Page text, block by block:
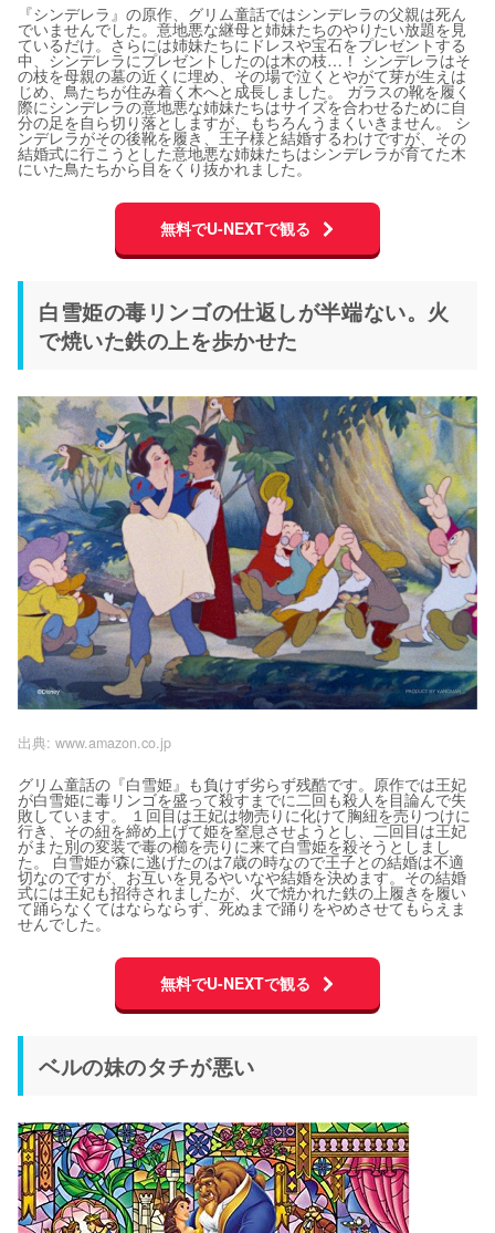
『シンデレラ』の原作、グリム童話ではシンデレラの父親は死ん
でいませんでした。意地悪な継母と姉妹たちのやりたい放題を見
ているだけ。さらには姉妹たちにドレスや宝石をプレゼントする
中、シンデレラにプレゼントしたのは木の枝…！ シンデレラはそ
の枝を母親の墓の近くに埋め、その場で泣くとやがて芽が生えは
じめ、鳥たちが住み着く木へと成長しました。 ガラスの靴を履く
際にシンデレラの意地悪な姉妹たちはサイズを合わせるために自
分の足を自ら切り落としますが、もちろんうまくいきません。 シ
ンデレラがその後靴を履き、王子様と結婚するわけですが、その
結婚式に行こうとした意地悪な姉妹たちはシンデレラが育てた木
にいた鳥たちから目をくり抜かれました。
無料でU-NEXTで観る
白雪姫の毒リンゴの仕返しが半端ない。火
で焼いた鉄の上を歩かせた
出典: www.amazon.co.jp
グリム童話の『白雪姫』も負けず劣らず残酷です。原作では王妃
が白雪姫に毒リンゴを盛って殺すまでに二回も殺人を目論んで失
敗しています。 １回目は王妃は物売りに化けて胸紐を売りつけに
行き、その紐を締め上げて姫を窒息させようとし、二回目は王妃
がまた別の変装で毒の櫛を売りに来て白雪姫を殺そうとしまし
た。 白雪姫が森に逃げたのは7歳の時なので王子との結婚は不適
切なのですが、お互いを見るやいなや結婚を決めます。その結婚
式には王妃も招待されましたが、火で焼かれた鉄の上履きを履い
て踊らなくてはならならず、死ぬまで踊りをやめさせてもらえま
せんでした。
無料でU-NEXTで観る
ベルの妹のタチが悪い